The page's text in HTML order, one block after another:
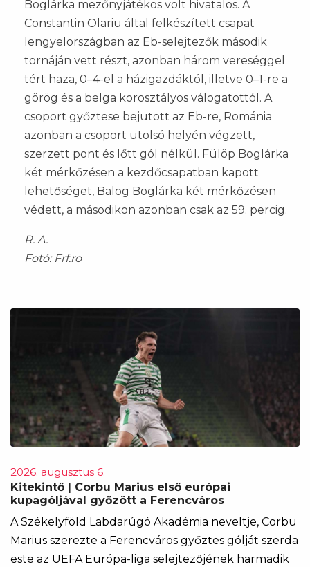
Boglárka mezőnyjátékos volt hivatalos. A
Constantin Olariu által felkészített csapat
lengyelországban az Eb-selejtezők második
tornáján vett részt, azonban három vereséggel
tért haza, 0–4-el a házigazdáktól, illetve 0–1-re a
görög és a belga korosztályos válogatottól. A
csoport győztese bejutott az Eb-re, Románia
azonban a csoport utolsó helyén végzett,
szerzett pont és lőtt gól nélkül. Fülöp Boglárka
két mérkőzésen a kezdőcsapatban kapott
lehetőséget, Balog Boglárka két mérkőzésen
védett, a másodikon azonban csak az 59. percig.
R. A.
Fotó: Frf.ro
2026. augusztus 6.
Kitekintő | Corbu Marius első európai
kupagóljával győzött a Ferencváros
A Székelyföld Labdarúgó Akadémia neveltje, Corbu
Marius szerezte a Ferencváros győztes gólját szerda
este az UEFA Európa-liga selejtezőjének harmadik